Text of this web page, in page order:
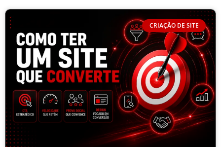
CRIAÇÃO DE SITE